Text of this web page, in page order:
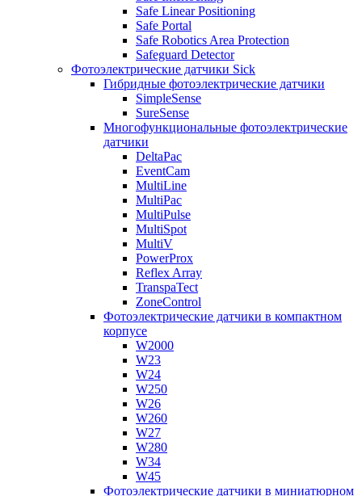
Safe Linear Positioning
Safe Portal
Safe Robotics Area Protection
Safeguard Detector
Фотоэлектрические датчики Sick
Гибридные фотоэлектрические датчики
SimpleSense
SureSense
Многофункциональные фотоэлектрические
датчики
DeltaPac
EventCam
MultiLine
MultiPac
MultiPulse
MultiSpot
MultiV
PowerProx
Reflex Array
TranspaTect
ZoneControl
Фотоэлектрические датчики в компактном
корпусе
W2000
W23
W24
W250
W26
W260
W27
W280
W34
W45
Фотоэлектрические датчики в миниатюрном